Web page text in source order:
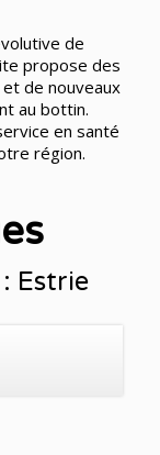
de
propose des
de nouveaux
au bottin.
en santé
région.
Estrie